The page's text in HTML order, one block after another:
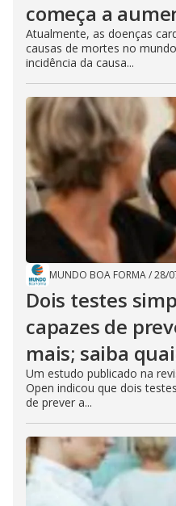
começa a
Atualmente, as doenças
causas de mortes no
incidência da causa...
MUNDO BOA FORMA/28/
Dois testes
capazes de
mais; saiba
Um estudo publicado na
Open indicou que dois
de prever a...